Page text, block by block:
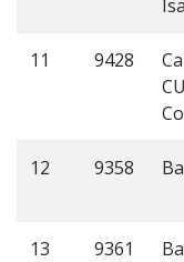
11 9428
12 9358
13 9361